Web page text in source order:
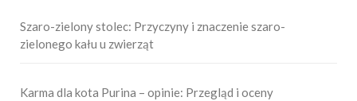
Szaro-zielony stolec: Przyczyny i znaczenie szaro-
zielonego kału u zwierząt
Karma dla kota Purina – opinie: Przegląd i oceny